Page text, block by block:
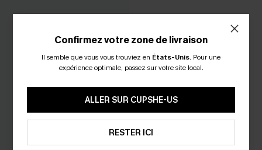
Confirmez votre zone de livraison
Il semble que vous vous trouviez en États-Unis. Pour une
expérience optimale, passez sur votre site local.
ALLER SUR CUPSHE-US
RESTER ICI